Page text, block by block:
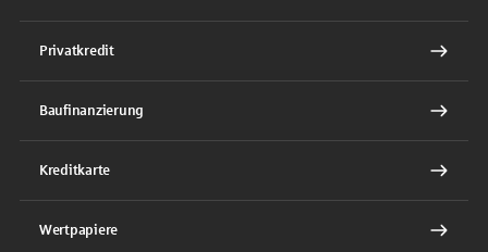
Privatkredit
Baufinanzierung
Kreditkarte
Wertpapiere